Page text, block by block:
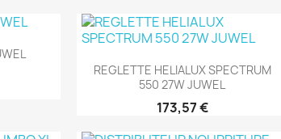
Aperçu rapide
REGLETTE HELIALUX SPECTRUM
550 27W JUWEL
173,57 €